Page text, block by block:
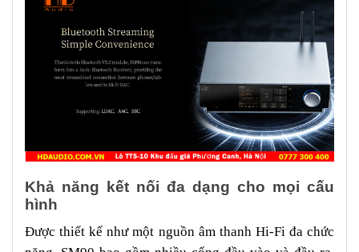
Khả năng kết nối đa dạng cho mọi cấu
hình
Được thiết kế như một nguồn âm thanh Hi-Fi đa chức